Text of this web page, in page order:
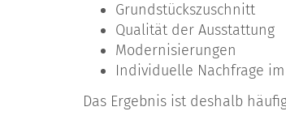
Grundstückszuschnitt
Qualität der Ausstattung
Modernisierungen
Individuelle Nachfrage
Das Ergebnis ist deshalb